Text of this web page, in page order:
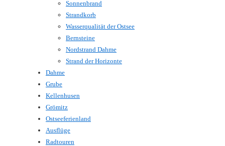
Sonnenbrand
Strandkorb
Wasserqualität der Ostsee
Bernsteine
Nordstrand Dahme
Strand der Horizonte
Dahme
Grube
Kellenhusen
Grömitz
Ostseeferienland
Ausflüge
Radtouren